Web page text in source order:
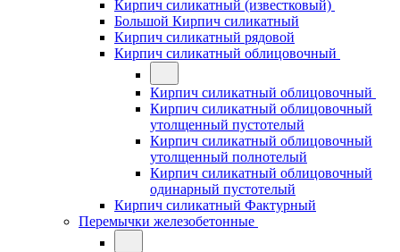
Кирпич силикатный (известковый)
Большой Кирпич силикатный
Кирпич силикатный рядовой
Кирпич силикатный облицовочный
Кирпич силикатный облицовочный
Кирпич силикатный облицовочный
утолщенный пустотелый
Кирпич силикатный облицовочный
утолщенный полнотелый
Кирпич силикатный облицовочный
одинарный пустотелый
Кирпич силикатный Фактурный
Перемычки железобетонные